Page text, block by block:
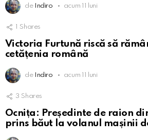
de Indiro acum 11 luni
1 Shares
Victoria Furtună riscă să
cetățenia română
de Indiro acum 11 luni
3 Shares
Ocnița: Președinte de raion
prins băut la volanul mașinii